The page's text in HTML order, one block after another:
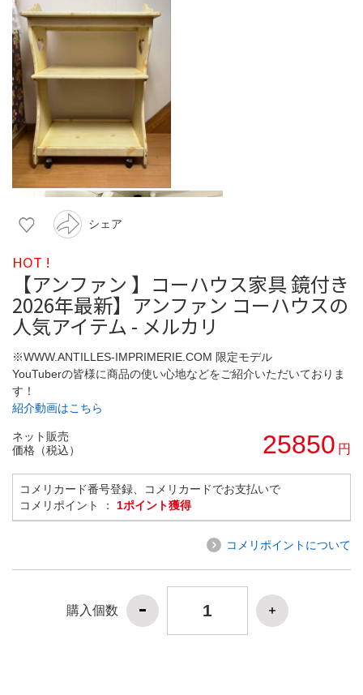
シェア
HOT !
【アンファン 】コーハウス家具 鏡付き
2026年最新】アンファン コーハウスの
人気アイテム - メルカリ
※WWW.ANTILLES-IMPRIMERIE.COM 限定モデル
YouTuberの皆様に商品の使い心地などをご紹介いただいておりま
す！
紹介動画はこちら
ネット販売
価格（税込）
25850 円
コメリカード番号登録、コメリカードでお支払いで
コメリポイント ： 1ポイント獲得
コメリポイントについて
購入個数